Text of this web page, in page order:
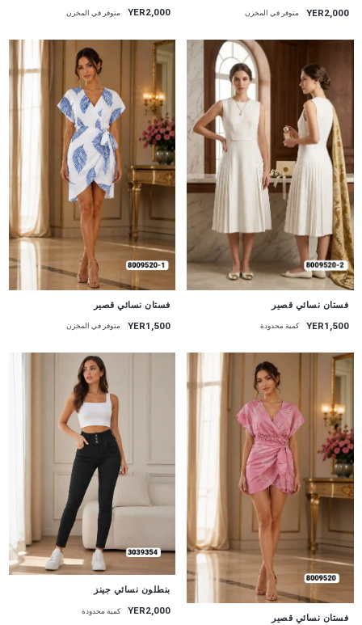
YER2,000 متوفر في المخزن YER2,000 متوفر في المخزن
فستان نسائي قصير
YER1,500 كمية محدودة
فستان نسائي قصير
YER1,500 متوفر في المخزن
فستان نسائي قصير
بنطلون نسائي جينز
YER2,000 كمية محدودة